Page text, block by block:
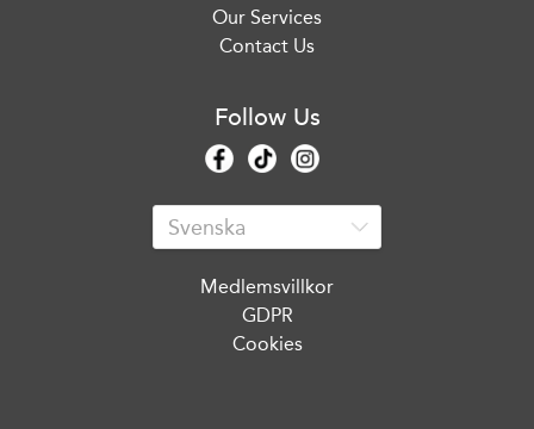
Our Services
Contact Us
Follow Us
Medlemsvillkor
GDPR
Cookies